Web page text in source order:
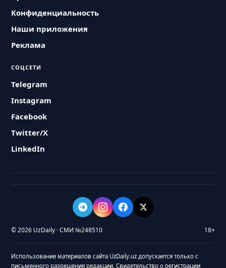
Конфиденциальность
Наши приложения
Реклама
СОЦСЕТИ
Telegram
Instagram
Facebook
Twitter/X
LinkedIn
© 2026 UzDaily · СМИ №248510 18+
Использование материалов сайта UzDaily.uz допускается только с
письменного разрешения редакции. Свидетельство о регистрации